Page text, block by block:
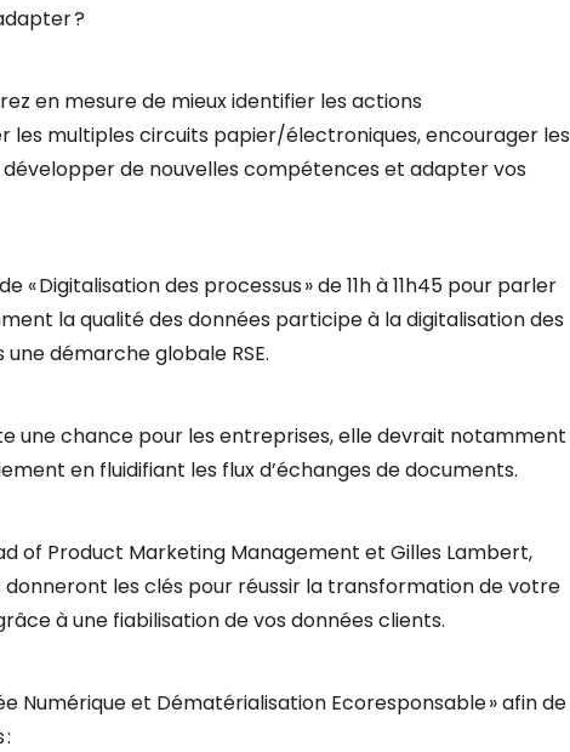
?
en mesure de mieux identifier les actions
les multiples circuits papier/électroniques, encourager les
de nouvelles compétences et adapter vos
Digitalisation des processus » de 11h à 11h45 pour parler
la qualité des données participe à la digitalisation des
démarche globale RSE.
une chance pour les entreprises, elle devrait notamment
en fluidifiant les flux d’échanges de documents.
of Product Marketing Management et Gilles Lambert,
donneront les clés pour réussir la transformation de votre
à une fiabilisation de vos données clients.
Numérique et Dématérialisation Ecoresponsable » afin de